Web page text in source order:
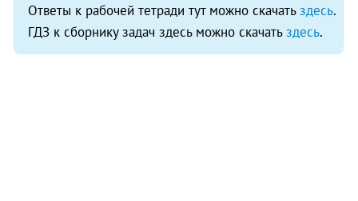
Ответы к рабочей тетради тут можно скачатьздесь.
ГДЗ к сборнику задач здесь можно скачатьздесь.